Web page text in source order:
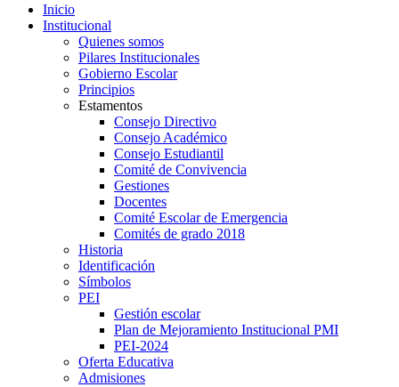
Inicio
Institucional
Quienes somos
Pilares Institucionales
Gobierno Escolar
Principios
Estamentos
Consejo Directivo
Consejo Académico
Consejo Estudiantil
Comité de Convivencia
Gestiones
Docentes
Comité Escolar de Emergencia
Comités de grado 2018
Historia
Identificación
Símbolos
PEI
Gestión escolar
Plan de Mejoramiento Institucional PMI
PEI-2024
Oferta Educativa
Admisiones